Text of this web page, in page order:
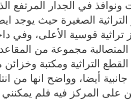
ونوافذ في الجدار
التراثية الصغيرة حيث
مجموعة من
التراثية ومكتبة
أيضا، وواضح انها من
على المركز فيه فلم